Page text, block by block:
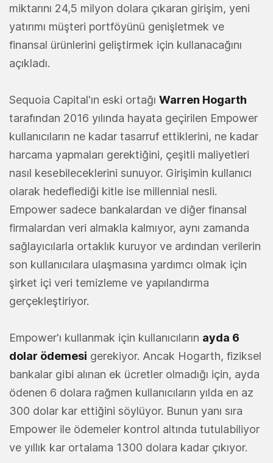
miktarını 24,5 milyon dolara çıkaran girişim, yeni
yatırımı müşteri portföyünü genişletmek ve
finansal ürünlerini geliştirmek için kullanacağını
açıkladı.
Sequoia Capital'ın eski ortağı Warren Hogarth
tarafından 2016 yılında hayata geçirilen Empower
kullanıcıların ne kadar tasarruf ettiklerini, ne kadar
harcama yapmaları gerektiğini, çeşitli maliyetleri
nasıl kesebileceklerini sunuyor. Girişimin kullanıcı
olarak hedeflediği kitle ise millennial nesli.
Empower sadece bankalardan ve diğer finansal
firmalardan veri almakla kalmıyor, aynı zamanda
sağlayıcılarla ortaklık kuruyor ve ardından verilerin
son kullanıcılara ulaşmasına yardımcı olmak için
şirket içi veri temizleme ve yapılandırma
gerçekleştiriyor.
Empower'ı kullanmak için kullanıcıların ayda 6
dolar ödemesi gerekiyor. Ancak Hogarth, fiziksel
bankalar gibi alınan ek ücretler olmadığı için, ayda
ödenen 6 dolara rağmen kullanıcıların yılda en az
300 dolar kar ettiğini söylüyor. Bunun yanı sıra
Empower ile ödemeler kontrol altında tutulabiliyor
ve yıllık kar ortalama 1300 dolara kadar çıkıyor.